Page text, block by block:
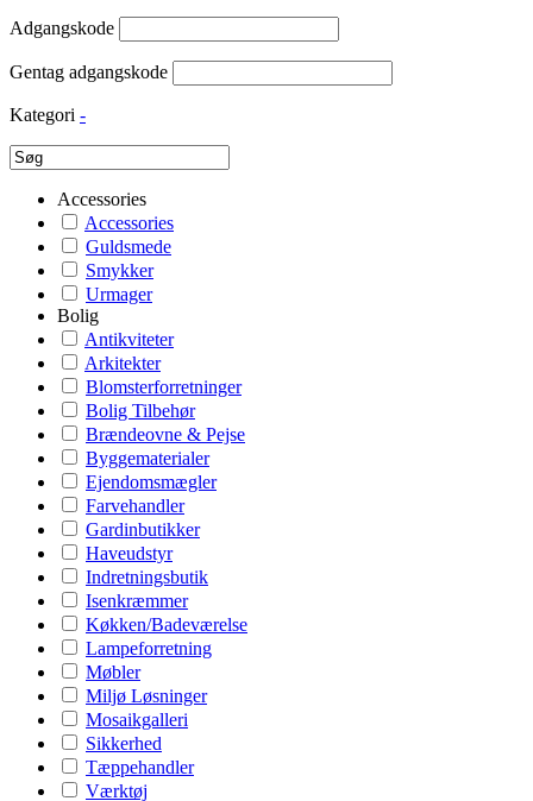
Adgangskode
Gentag adgangskode
Kategori -
Accessories
Accessories
Guldsmede
Smykker
Urmager
Bolig
Antikviteter
Arkitekter
Blomsterforretninger
Bolig Tilbehør
Brændeovne & Pejse
Byggematerialer
Ejendomsmægler
Farvehandler
Gardinbutikker
Haveudstyr
Indretningsbutik
Isenkræmmer
Køkken/Badeværelse
Lampeforretning
Møbler
Miljø Løsninger
Mosaikgalleri
Sikkerhed
Tæppehandler
Værktøj